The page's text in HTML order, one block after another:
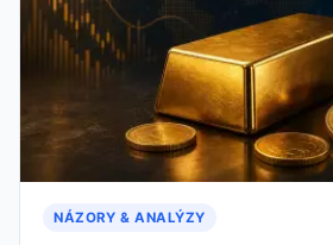
NÁZORY & ANALÝZY